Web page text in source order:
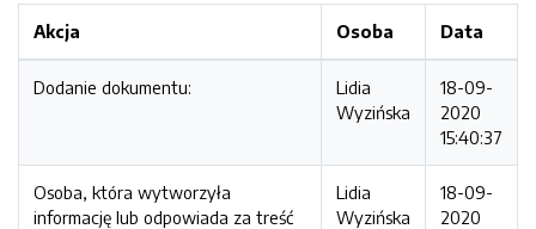
Akcja Osoba Data
Dodanie dokumentu:
Lidia
Wyzińska
18-09-
2020
15:40:37
Osoba, która wytworzyła
informację lub odpowiada za treść
Lidia
Wyzińska
18-09-
2020